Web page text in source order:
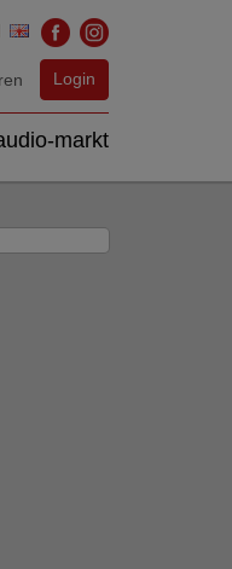
Login
markt